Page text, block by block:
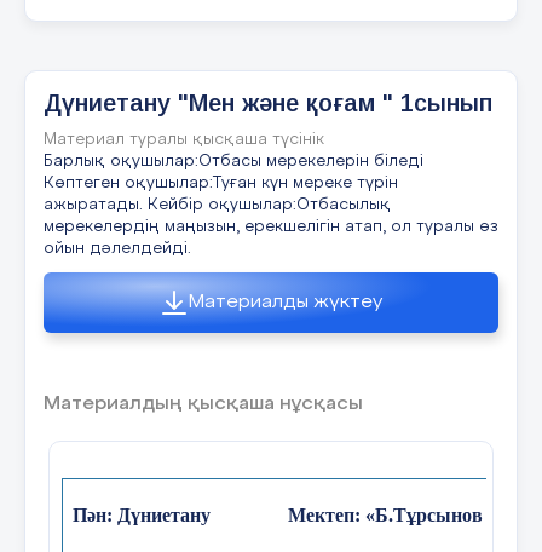
АЙТ.
8 слайд
9 слайд
-СУРЕТТЕ ДОСТАР БІР-БІРІНЕ КЕЗДЕСКЕНДЕ
ҚАНДАЙ СӨЗДЕР АЙТАДЫ? -ДОСЫҢНЫҢ
ТУҒАН КҮНІНЕ НЕ СЫЙЛАР ЕДІҢІЗ? -ДОСЫҢА
ҚАНДАЙ ТІЛЕК АЙТАСЫҢ?
10 слайд
-ДОСТАРЫҢМЕН ТУҒАН КҮНДЕ ҚАНДАЙ ОЙЫН
қойылым
12 слайд
Дүниетану "Мен және қоғам " 1сынып
Материал туралы қысқаша түсінік
Барлық оқушылар:Отбасы мерекелерін біледі
Көптеген оқушылар:Туған күн мереке түрін
ажыратады. Кейбір оқушылар:Отбасылық
мерекелердің маңызын, ерекшелігін атап, ол туралы өз
ойын дәлелдейді.
Материалды жүктеу
Материалдың қысқаша нұсқасы
Пән: Дүниетану Мектеп: «Б.Тұрсынов орта